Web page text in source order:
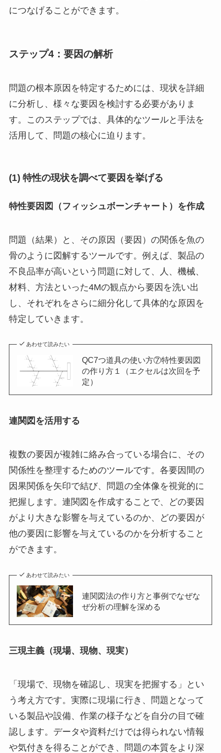
につなげることができます。
ステップ4：要因の解析
問題の根本原因を特定するためには、現状を詳細
に分析し、様々な要因を検討する必要がありま
す。このステップでは、具体的なツールと手法を
活用して、問題の核心に迫ります。
(1) 特性の現状を調べて要因を挙げる
特性要因図（フィッシュボーンチャート）を作成
問題（結果）と、その原因（要因）の関係を魚の
骨のように図解するツールです。例えば、製品の
不良品率が高いという問題に対して、人、機械、
材料、方法といった4Mの観点から要因を洗い出
し、それぞれをさらに細分化して具体的な原因を
特定していきます。
あわせて読みたい
QC7つ道具の使い方⑦特性要因図
の作り方１（エクセルは次回を予
定）
連関図を活用する
複数の要因が複雑に絡み合っている場合に、その
関係性を整理するためのツールです。各要因間の
因果関係を矢印で結び、問題の全体像を視覚的に
把握します。連関図を作成することで、どの要因
がより大きな影響を与えているのか、どの要因が
他の要因に影響を与えているのかを分析すること
ができます。
あわせて読みたい
連関図法の作り方と事例でなぜな
ぜ分析の理解を深める
三現主義（現場、現物、現実）
「現場で、現物を確認し、現実を把握する」とい
う考え方です。実際に現場に行き、問題となって
いる製品や設備、作業の様子などを自分の目で確
認します。データや資料だけでは得られない情報
や気付きを得ることができ、問題の本質をより深